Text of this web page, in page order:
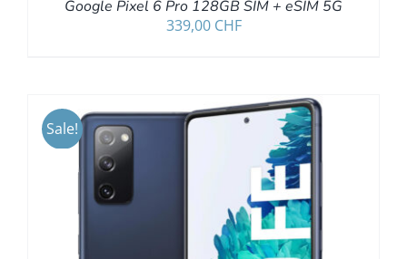
Google Pixel 6 Pro 128GB SIM + eSIM 5G
339,00 CHF
Sale!